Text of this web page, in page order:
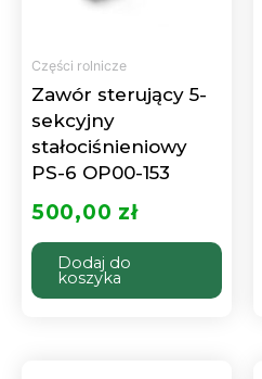
Części rolnicze
Zawór sterujący 5-
sekcyjny
stałociśnieniowy
PS-6 OP00-153
500,00 zł
Dodaj do
koszyka